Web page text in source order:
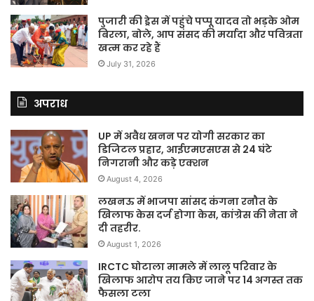
पुजारी की ड्रेस में पहुंचे पप्पू यादव तो भड़के ओम
बिरला, बोले, आप संसद की मर्यादा और पवित्रता
खत्म कर रहे हैं
July 31, 2026
अपराध
UP में अवैध खनन पर योगी सरकार का
डिजिटल प्रहार, आईएमएसएस से 24 घंटे
निगरानी और कड़े एक्शन
August 4, 2026
लखनऊ में भाजपा सांसद कंगना रनौत के
खिलाफ केस दर्ज होगा केस, कांग्रेस की नेता ने
दी तहरीर.
August 1, 2026
IRCTC घोटाला मामले में लालू परिवार के
खिलाफ आरोप तय किए जाने पर 14 अगस्त तक
फैसला टला